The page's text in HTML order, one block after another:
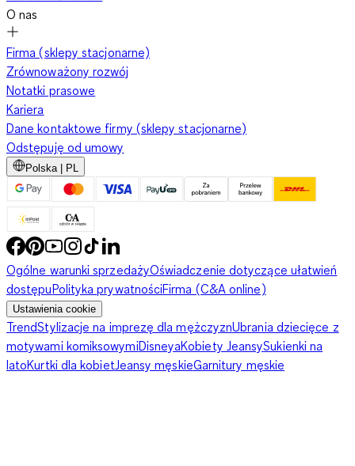
O nas
Firma (sklepy stacjonarne)
Zrównoważony rozwój
Notatki prasowe
Kariera
Dane kontaktowe firmy (sklepy stacjonarne)
Odstępuję od umowy
Polska | PL
Ogólne warunki sprzedażyOświadczenie dotyczące ułatwień
dostępuPolityka prywatnościFirma (C&A online)
Ustawienia cookie
TrendStylizacje na imprezę dla mężczyznUbrania dziecięce z
motywami komiksowymiDisneyaKobiety JeansySukienki na
latoKurtki dla kobiet Jeansy męskieGarnitury męskie